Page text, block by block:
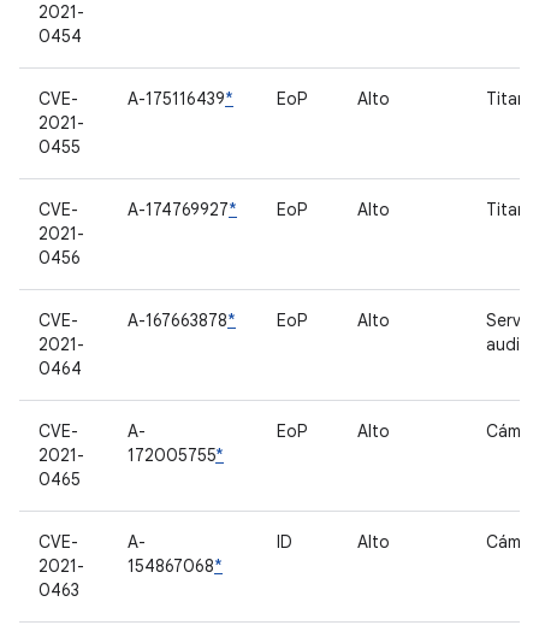
2021-
0454
CVE-
2021-
0455
A-175116439* EoP Alto Titan
CVE-
2021-
0456
A-174769927* EoP Alto Titan
CVE-
2021-
0464
A-167663878* EoP Alto
audio
CVE-
2021-
0465
A-
172005755*
EoP Alto
CVE-
2021-
0463
A-
154867068*
ID Alto